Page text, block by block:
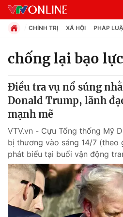
Chuyên mục
Chính trị
Pháp luật
Y tế
Thế giới
CHÍNH TRỊ XÃ HỘI PHÁP
chống lại bạo
Điều tra vụ nổ súng
Donald Trump, lãnh
mạnh mẽ
VTV.vn - Cựu Tổng thống Mỹ
bị thương vào sáng 14/7 (theo
phát biểu tại buổi vận động